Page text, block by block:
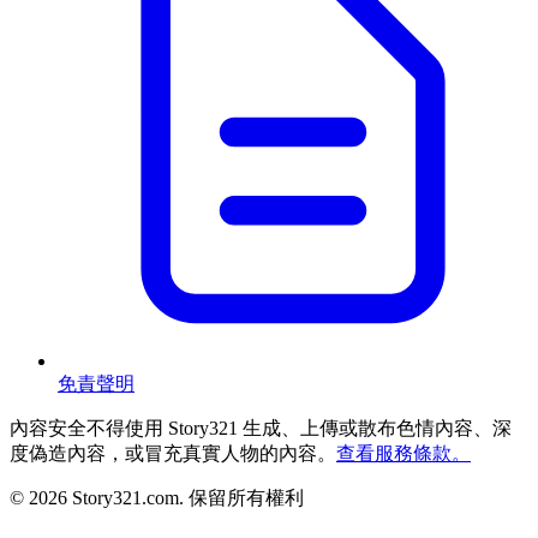
免責聲明
內容安全不得使用 Story321 生成、上傳或散布色情內容、深
度偽造內容，或冒充真實人物的內容。 查看服務條款。
© 2026 Story321.com. 保留所有權利